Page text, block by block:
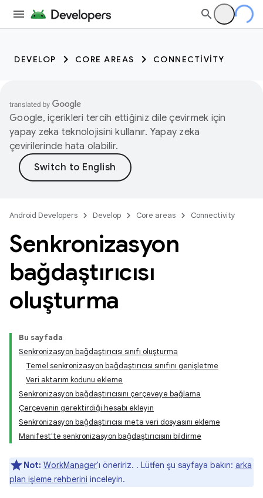
DEVELOP CORE AREAS CONNECTIVITY
Google, içerikleri tercih ettiğiniz dile çevirmek için
yapay zeka teknolojisini kullanır. Yapay zeka
çevirilerinde hata olabilir.
Android Developers Develop Core areas Connectivity
Senkronizasyon
bağdaştırıcısı
oluşturma
Bu sayfada
Senkronizasyon bağdaştırıcısı sınıfı oluşturma
Temel senkronizasyon bağdaştırıcısı sınıfını genişletme
Veri aktarım kodunu ekleme
Senkronizasyon bağdaştırıcısını çerçeveye bağlama
Çerçevenin gerektirdiği hesabı ekleyin
Senkronizasyon bağdaştırıcısı meta veri dosyasını ekleme
Manifest'te senkronizasyon bağdaştırıcısını bildirme
Not: WorkManager'ı öneririz. . Lütfen şu sayfaya bakın: arka
plan işleme rehberini inceleyin.